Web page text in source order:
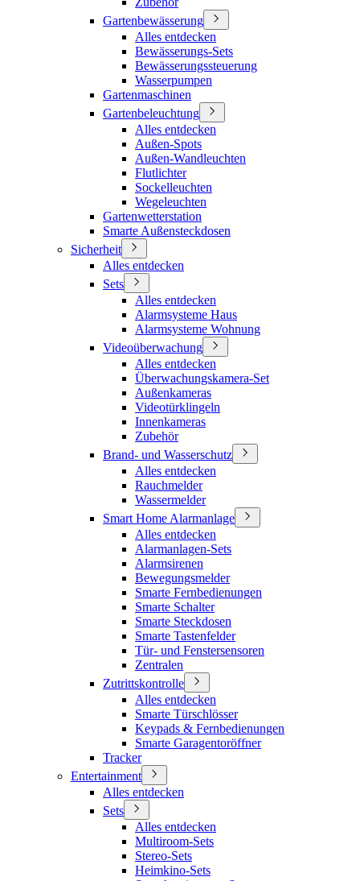
Gartenbewässerung
Alles entdecken
Bewässerungs-Sets
Bewässerungssteuerung
Wasserpumpen
Gartenmaschinen
Gartenbeleuchtung
Alles entdecken
Außen-Spots
Außen-Wandleuchten
Flutlichter
Sockelleuchten
Wegeleuchten
Gartenwetterstation
Smarte Außensteckdosen
Sicherheit
Alles entdecken
Sets
Alles entdecken
Alarmsysteme Haus
Alarmsysteme Wohnung
Videoüberwachung
Alles entdecken
Überwachungskamera-Set
Außenkameras
Videotürklingeln
Innenkameras
Zubehör
Brand- und Wasserschutz
Alles entdecken
Rauchmelder
Wassermelder
Smart Home Alarmanlage
Alles entdecken
Alarmanlagen-Sets
Alarmsirenen
Bewegungsmelder
Smarte Fernbedienungen
Smarte Schalter
Smarte Steckdosen
Smarte Tastenfelder
Tür- und Fenstersensoren
Zentralen
Zutrittskontrolle
Alles entdecken
Smarte Türschlösser
Keypads & Fernbedienungen
Smarte Garagentoröffner
Tracker
Entertainment
Alles entdecken
Sets
Alles entdecken
Multiroom-Sets
Stereo-Sets
Heimkino-Sets